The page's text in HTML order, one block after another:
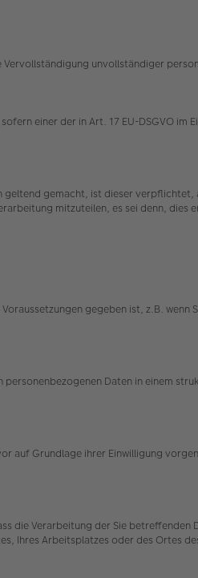
unvollständiger
einer der in Art. 17 EU-DSGVO
gemacht, ist dieser
mitzuteilen, es sei denn, dies
gegeben ist, z.B.
Daten in einem
auf Grundlage ihrer Einwilligung
die Verarbeitung der Sie
Ihres Arbeitsplatzes oder des Ortes